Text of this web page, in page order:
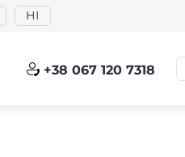
НІ
+38 067 120 7318